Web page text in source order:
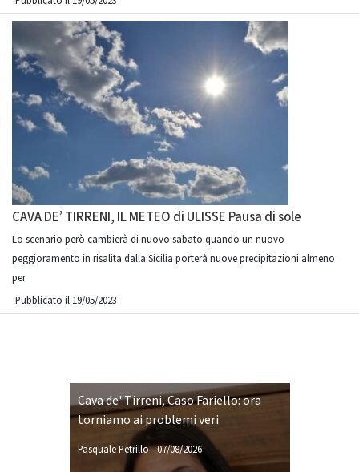
CAVA DE’ TIRRENI, IL METEO di ULISSE Pausa di sole
Lo scenario però cambierà di nuovo sabato quando un nuovo
peggioramento in risalita dalla Sicilia porterà nuove precipitazioni almeno
per
Pubblicato il 19/05/2023
Cava de' Tirreni, Caso Fariello: ora
torniamo ai problemi veri
Pasquale Petrillo-07/08/2026